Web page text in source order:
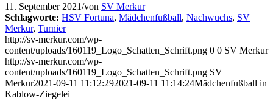
11. September 2021/von SV Merkur
Schlagworte: HSV Fortuna, Mädchenfußball, Nachwuchs, SV
Merkur, Turnier
http://sv-merkur.com/wp-
content/uploads/160119_Logo_Schatten_Schrift.png 0 0 SV Merkur
http://sv-merkur.com/wp-
content/uploads/160119_Logo_Schatten_Schrift.png SV
Merkur2021-09-11 11:12:292021-09-11 11:14:24Mädchenfußball in
Kablow-Ziegelei